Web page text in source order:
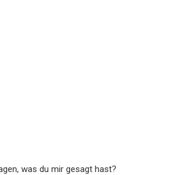
was du mir gesagt hast?